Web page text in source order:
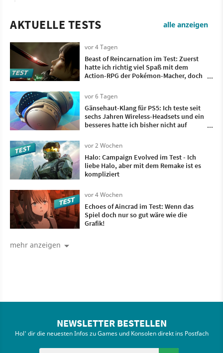
AKTUELLE TESTS alle anzeigen
vor 4 Tagen
Beast of Reincarnation im Test: Zuerst
hatte ich richtig viel Spaß mit dem
Action-RPG der Pokémon-Macher, doch
vorbei ist
vor 6 Tagen
Gänsehaut-Klang für PS5: Ich teste seit
sechs Jahren Wireless-Headsets und ein
besseres hatte ich bisher nicht auf
vor 2 Wochen
Halo: Campaign Evolved im Test - Ich
liebe Halo, aber mit dem Remake ist es
kompliziert
vor 4 Wochen
Echoes of Aincrad im Test: Wenn das
Spiel doch nur so gut wäre wie die
Grafik!
mehr anzeigen
NEWSLETTER BESTELLEN
Hol' dir die neuesten Infos zu Games und Konsolen direkt ins Postfach